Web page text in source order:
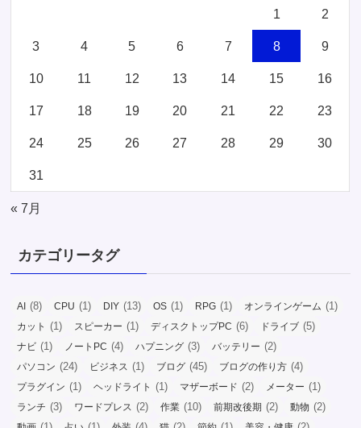
1 2
3 4 5 6 7 8 9
10 11 12 13 14 15 16
17 18 19 20 21 22 23
24 25 26 27 28 29 30
31
« 7月
カテゴリータグ
AI (8) CPU (1) DIY (13) OS (1) RPG (1) オンラインゲーム (1)
カット (1) スピーカー (1) ディスクトップPC (6) ドライブ (5)
ナビ (1) ノートPC (4) ハプニング (3) バッテリー (2)
パソコン (24) ビジネス (1) ブログ (45) ブログの作り方 (4)
プラグイン (1) ヘッドライト (1) マザーボード (2) メーター (1)
ランチ (3) ワードプレス (2) 作業 (10) 前期改後期 (2) 動物 (2)